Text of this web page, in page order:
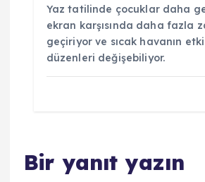
Yaz tatilinde çocuklar daha
ekran karşısında daha fazla
geçiriyor ve sıcak havanın
düzenleri değişebiliyor.
Bir yanıt yazın